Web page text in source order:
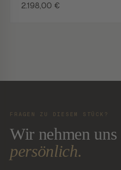
2.198,00 €
FRAGEN ZU DIESEM STÜCK?
Wir nehmen
persönlich.